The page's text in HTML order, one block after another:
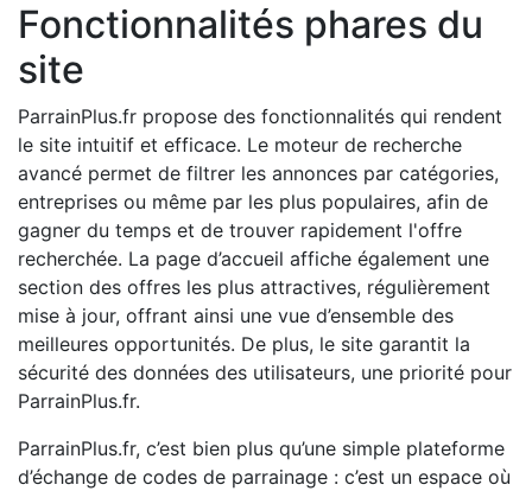
Fonctionnalités phares du
site
ParrainPlus.fr propose des fonctionnalités qui rendent
le site intuitif et efficace. Le moteur de recherche
avancé permet de filtrer les annonces par catégories,
entreprises ou même par les plus populaires, afin de
gagner du temps et de trouver rapidement l'offre
recherchée. La page d’accueil affiche également une
section des offres les plus attractives, régulièrement
mise à jour, offrant ainsi une vue d’ensemble des
meilleures opportunités. De plus, le site garantit la
sécurité des données des utilisateurs, une priorité pour
ParrainPlus.fr.
ParrainPlus.fr, c’est bien plus qu’une simple plateforme
d’échange de codes de parrainage : c’est un espace où